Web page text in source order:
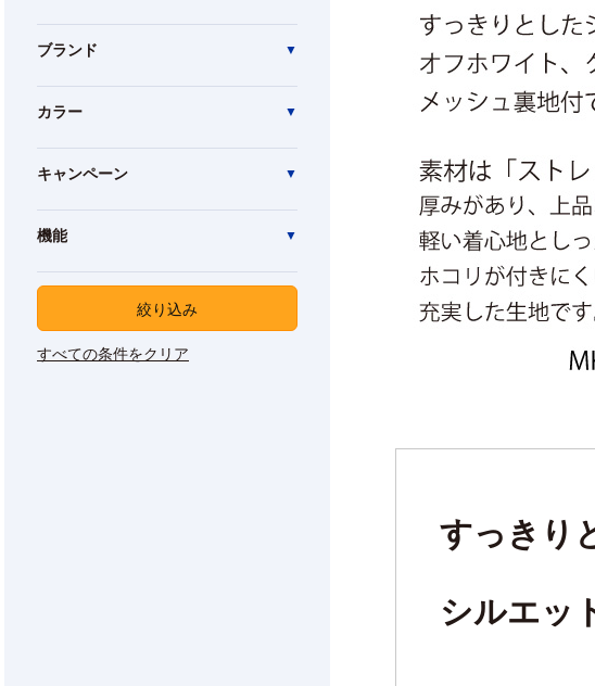
ブランド
カラー
キャンペーン
機能
絞り込み
すべての条件をクリア
すっきり
シルエッ